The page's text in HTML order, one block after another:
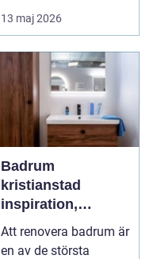
och sjö...
13 maj 2026
Badrum
kristianstad
inspiration,
planering och
smarta val
Att renovera badrum är
en av de största